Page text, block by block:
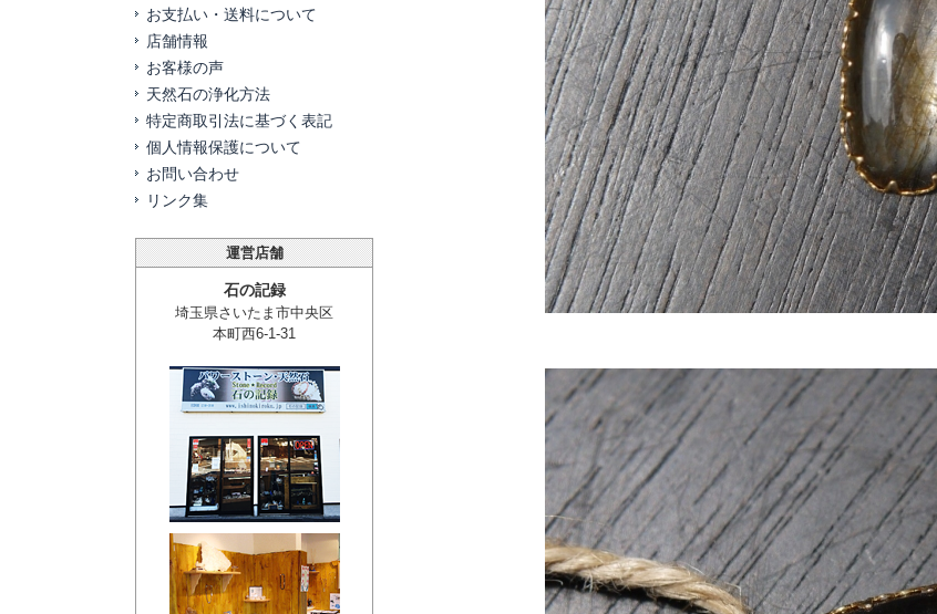
お支払い・送料について
店舗情報
お客様の声
天然石の浄化方法
特定商取引法に基づく表記
個人情報保護について
お問い合わせ
リンク集
運営店舗
石の記録
埼玉県さいたま市中央区
本町西6-1-31